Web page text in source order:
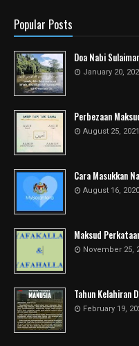
Popular Posts
Doa Nabi
January 20,
Perbezaan
August 25, 2021
Cara Masukkan
August 16, 2020
Maksud
November 25,
Tahun Kelahiran
February 19,